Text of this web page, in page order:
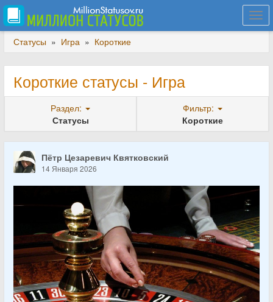
Статусы » Игра » Короткие
Короткие статусы - Игра
Раздел:
Статусы
Фильтр:
Короткие
Пётр Цезаревич Квятковский
14 Января 2026